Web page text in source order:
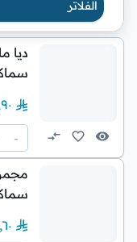
الفلاتر
سماكة 13
-
سماكة 15